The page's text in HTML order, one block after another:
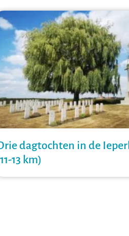
dagtochten in de
13 km)